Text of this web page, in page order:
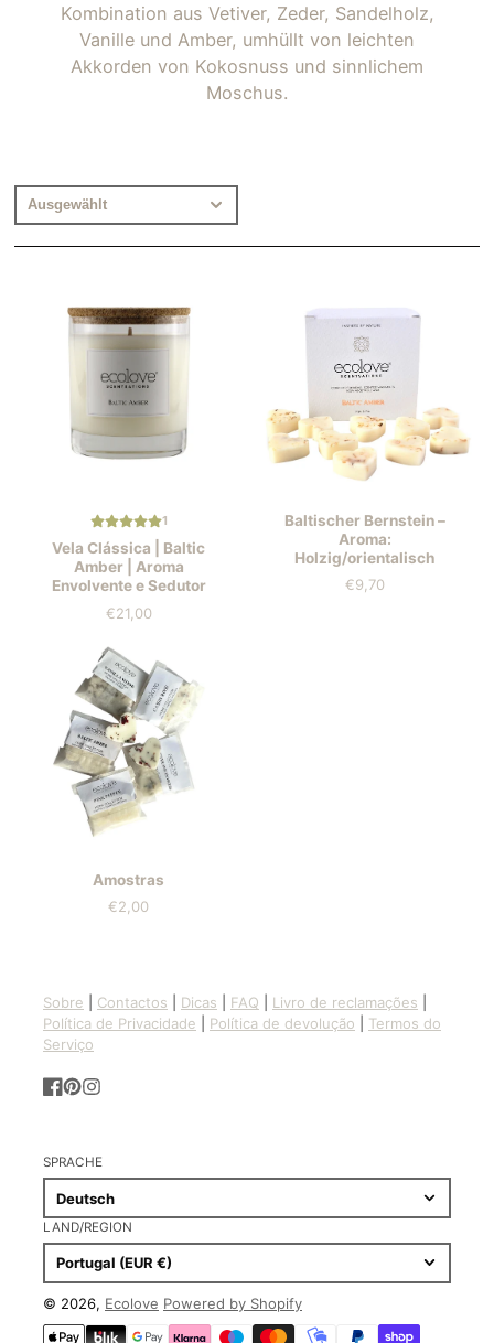
Kombination aus Vetiver, Zeder, Sandelholz,
Vanille und Amber, umhüllt von leichten
Akkorden von Kokosnuss und sinnlichem
Moschus.
1
Vela Clássica | Baltic
Amber | Aroma
Envolvente e Sedutor
Preis
€21,00
Baltischer Bernstein –
Aroma:
Holzig/orientalisch
Preis
€9,70
Amostras
Preis
€2,00
Sobre Contactos Dicas FAQ Livro de reclamações
Política de Privacidade
Política de devolução
Termos do
Serviço
SPRACHE
Deutsch
LAND/REGION
Portugal (EUR €)
© 2026, Ecolove Powered by Shopify
Zahlungsmethoden